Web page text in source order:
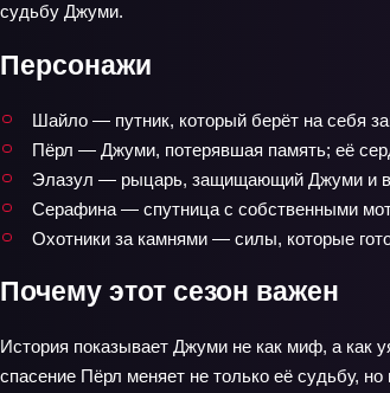
судьбу Джуми.
Персонажи
Шайло — путник, который берёт на себя
Пёрл — Джуми, потерявшая память; её
Элазул — рыцарь, защищающий Джуми и
Серафина — спутница с собственными
Охотники за камнями — силы, которые
Почему этот сезон важен
История показывает Джуми не как миф, а как
спасение Пёрл меняет не только её судьбу,